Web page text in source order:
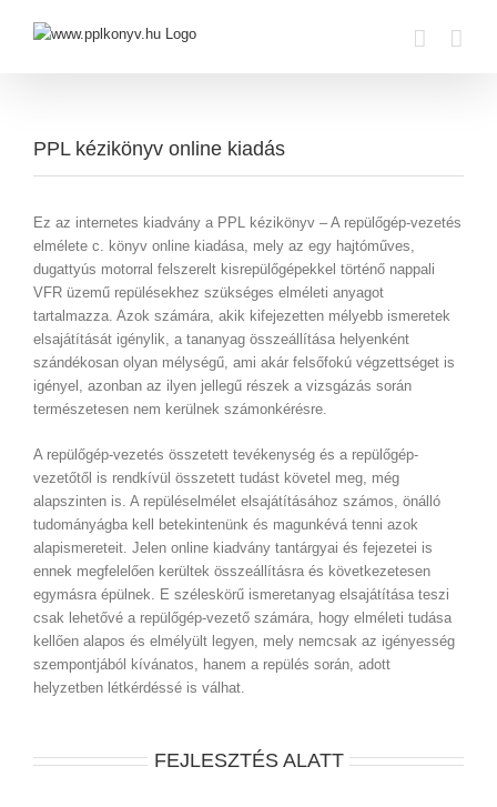
PPL kézikönyv online kiadás
Ez az internetes kiadvány a PPL kézikönyv – A repülőgép-vezetés
elmélete c. könyv online kiadása, mely az egy hajtóműves,
dugattyús motorral felszerelt kisrepülőgépekkel történő nappali
VFR üzemű repülésekhez szükséges elméleti anyagot
tartalmazza. Azok számára, akik kifejezetten mélyebb ismeretek
elsajátítását igénylik, a tananyag összeállítása helyenként
szándékosan olyan mélységű, ami akár felsőfokú végzettséget is
igényel, azonban az ilyen jellegű részek a vizsgázás során
természetesen nem kerülnek számonkérésre.
A repülőgép-vezetés összetett tevékenység és a repülőgép-
vezetőtől is rendkívül összetett tudást követel meg, még
alapszinten is. A repüléselmélet elsajátításához számos, önálló
tudományágba kell betekintenünk és magunkévá tenni azok
alapismereteit. Jelen online kiadvány tantárgyai és fejezetei is
ennek megfelelően kerültek összeállításra és következetesen
egymásra épülnek. E széleskörű ismeretanyag elsajátítása teszi
csak lehetővé a repülőgép-vezető számára, hogy elméleti tudása
kellően alapos és elmélyült legyen, mely nemcsak az igényesség
szempontjából kívánatos, hanem a repülés során, adott
helyzetben létkérdéssé is válhat.
FEJLESZTÉS ALATT